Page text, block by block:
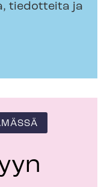
tiedotteita ja